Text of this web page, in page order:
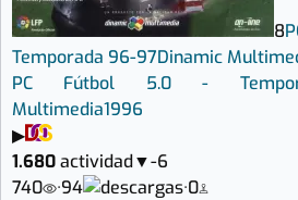
8
Temporada 96-97Dinamic
PC Fútbol 5.0 -
Multimedia1996
▶
1.680actividad▼-6
740
·94 ·0